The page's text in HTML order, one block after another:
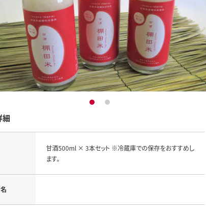
1 2
細
甘酒500ml × 3本セット ※冷蔵庫での保存をおすすめし
ます。